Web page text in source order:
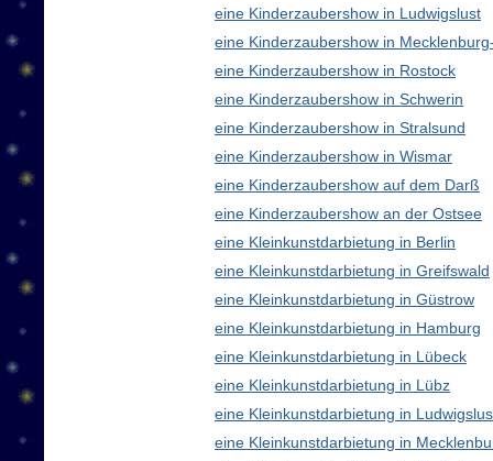
eine Kinderzaubershow in Ludwigslust
eine Kinderzaubershow in
eine Kinderzaubershow in Rostock
eine Kinderzaubershow in Schwerin
eine Kinderzaubershow in Stralsund
eine Kinderzaubershow in Wismar
eine Kinderzaubershow auf dem Darß
eine Kinderzaubershow an der Ostsee
eine Kleinkunstdarbietung in Berlin
eine Kleinkunstdarbietung in Greifswald
eine Kleinkunstdarbietung in Güstrow
eine Kleinkunstdarbietung in Hamburg
eine Kleinkunstdarbietung in Lübeck
eine Kleinkunstdarbietung in Lübz
eine Kleinkunstdarbietung in
eine Kleinkunstdarbietung in